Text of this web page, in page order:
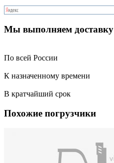
Мы выполняем доставку
По всей России
К назначенному времени
В кратчайший срок
Похожие погрузчики